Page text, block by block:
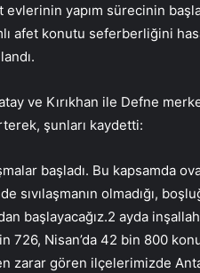
evlerinin yapım sürecinin
afet konutu seferberliğini
ve Kırıkhan ile Defne
şunları kaydetti:
başladı. Bu kapsamda
sıvılaşmanın olmadığı,
başlayacağız.2 ayda
726, Nisan’da 42 bin 800
zarar gören ilçelerimizde